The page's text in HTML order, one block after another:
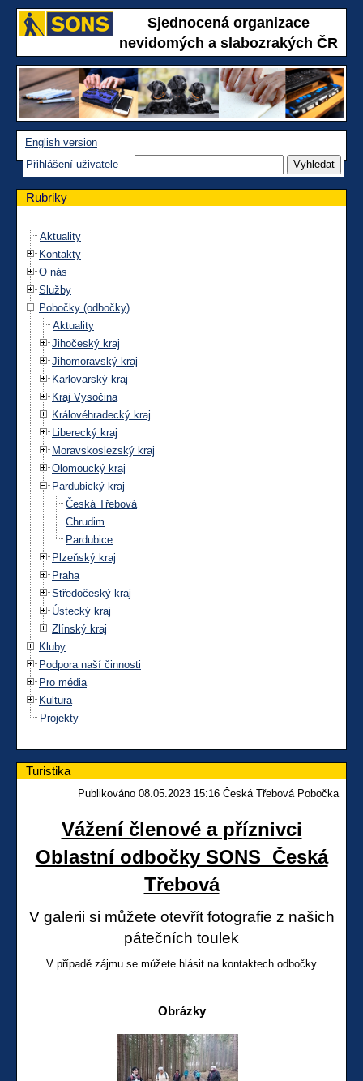
Sjednocená organizace
nevidomých a slabozrakých ČR
English version
Přihlášení uživatele
Rubriky
Aktuality
Kontakty
O nás
Služby
Pobočky (odbočky)
Aktuality
Jihočeský kraj
Jihomoravský kraj
Karlovarský kraj
Kraj Vysočina
Královéhradecký kraj
Liberecký kraj
Moravskoslezský kraj
Olomoucký kraj
Pardubický kraj
Česká Třebová
Chrudim
Pardubice
Plzeňský kraj
Praha
Středočeský kraj
Ústecký kraj
Zlínský kraj
Kluby
Podpora naší činnosti
Pro média
Kultura
Projekty
Turistika
Publikováno 08.05.2023 15:16 Česká Třebová Pobočka
Vážení členové a příznivci
Oblastní odbočky SONS Česká
Třebová
V galerii si můžete otevřít fotografie z našich
pátečních toulek
V případě zájmu se můžete hlásit na kontaktech odbočky
Obrázky